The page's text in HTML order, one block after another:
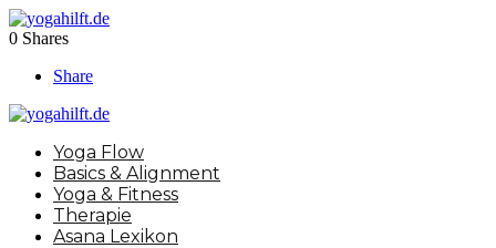
0 Shares
Share
Yoga Flow
Basics & Alignment
Yoga & Fitness
Therapie
Asana Lexikon